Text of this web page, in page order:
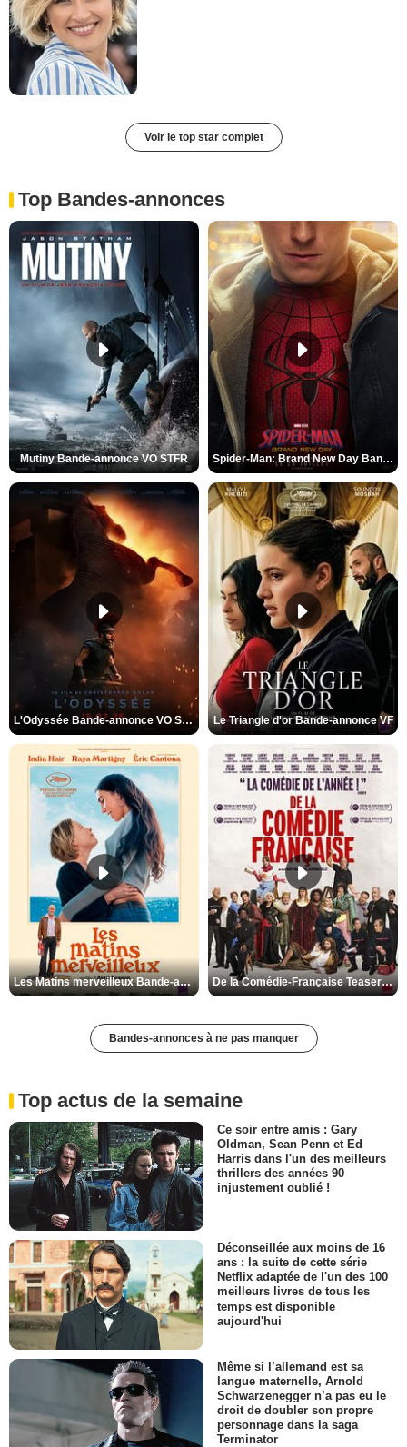
Voir le top star complet
Top Bandes-annonces
Mutiny Bande-annonce VO STFR Spider-Man: Brand New Day Bande-annonce VO STFR
L'Odyssée Bande-annonce VO STFR Le Triangle d'or Bande-annonce VF
Les Matins merveilleux Bande-annonce VF De la Comédie-Française Teaser VF
Bandes-annonces à ne pas manquer
Top actus de la semaine
Ce soir entre amis : Gary
Oldman, Sean Penn et Ed
Harris dans l'un des meilleurs
thrillers des années 90
injustement oublié !
Déconseillée aux moins de 16
ans : la suite de cette série
Netflix adaptée de l'un des 100
meilleurs livres de tous les
temps est disponible
aujourd'hui
Même si l’allemand est sa
langue maternelle, Arnold
Schwarzenegger n’a pas eu le
droit de doubler son propre
personnage dans la saga
Terminator